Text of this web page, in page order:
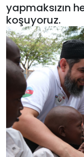
yapmaksızın
koşuyoruz.